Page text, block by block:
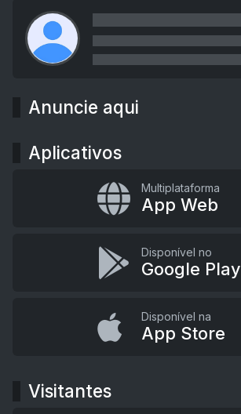
Anuncie aqui
Aplicativos
Multiplataforma
App Web
Disponível no
Google Play
Disponível na
App Store
Visitantes